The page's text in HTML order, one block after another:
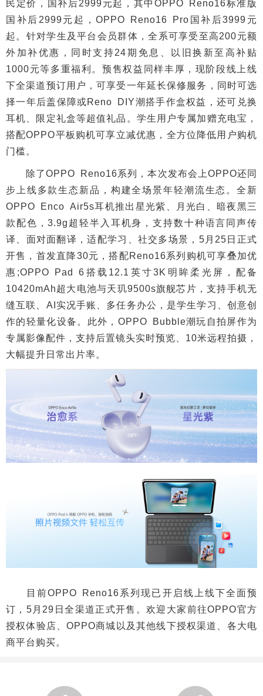
民定价，国补后2999元起，其中OPPO Reno16标准版
国补后2999元起，OPPO Reno16 Pro国补后3999元
起。针对学生及平台会员群体，全系可享受至高200元额
外加补优惠，同时支持24期免息、以旧换新至高补贴
1000元等多重福利。预售权益同样丰厚，现阶段线上线
下全渠道预订用户，可享受一年延长保修服务，同时可选
择一年后盖保障或Reno DIY潮搭手作盒权益，还可兑换
耳机、限定礼盒等超值礼品。学生用户专属加赠充电宝，
搭配OPPO平板购机可享立减优惠，全方位降低用户购机
门槛。
除了OPPO Reno16系列，本次发布会上OPPO还同
步上线多款生态新品，构建全场景年轻潮流生态。全新
OPPO Enco Air5s耳机推出星光紫、月光白、暗夜黑三
款配色，3.9g超轻半入耳机身，支持数十种语言同声传
译、面对面翻译，适配学习、社交多场景，5月25日正式
开售，首发直降30元，搭配Reno16系列购机可享叠加优
惠;OPPO Pad 6搭载12.1英寸3K明眸柔光屏，配备
10420mAh超大电池与天玑9500s旗舰芯片，支持手机无
缝互联、AI实况手账、多任务办公，是学生学习、创意创
作的轻量化设备。此外，OPPO Bubble潮玩自拍屏作为
专属影像配件，支持后置镜头实时预览、10米远程拍摄，
大幅提升日常出片率。
目前OPPO Reno16系列现已开启线上线下全面预
订，5月29日全渠道正式开售。欢迎大家前往OPPO官方
授权体验店、OPPO商城以及其他线下授权渠道、各大电
商平台购买。